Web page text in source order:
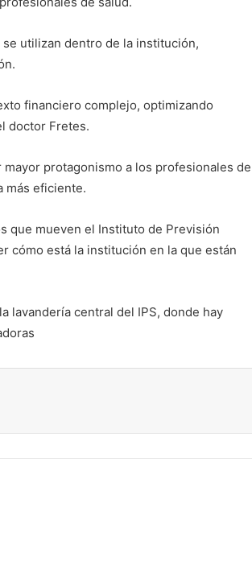
utilizan dentro de la institución,
financiero complejo, optimizando
doctor Fretes.
protagonismo a los profesionales de
más eficiente.
que mueven el Instituto de Previsión
cómo está la institución en la que están
lavandería central del IPS, donde hay